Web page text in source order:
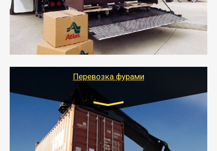
отдельном авто или догрузом (по меньшей
стоимости).
- Тайгер Логистик подберет автотранспорт, быстро и
качественно организует переезд к новому месту
службы или работы с гарантией сохранности груза и
оформлением документов, подтверждающих
Перевозка фурами
Транспорт:
Еврофура Тент от 5 до 10 тонн
грузоподъемность